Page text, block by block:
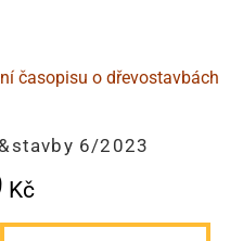
6/2023
Kč